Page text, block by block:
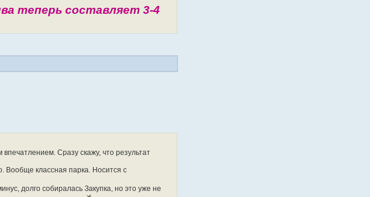
теперь составляет 3-4
Сразу скажу, что результат
Вообще классная парка. Носится с
долго собиралась Закупка, но это уже не